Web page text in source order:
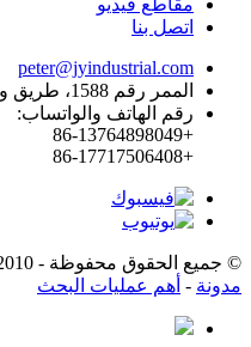
مقاطع فيديو
اتصل بنا
peter@jyindustrial.com
الممر رقم 1588، طريق وانغ يوان الجنوبي، شنغهاي، الصين
رقم الهاتف والواتساب:
+86-13764898049
+86-17717506408
© جميع الحقوق محفوظة - 2010-2023.
مدونة - أهم عمليات البحث